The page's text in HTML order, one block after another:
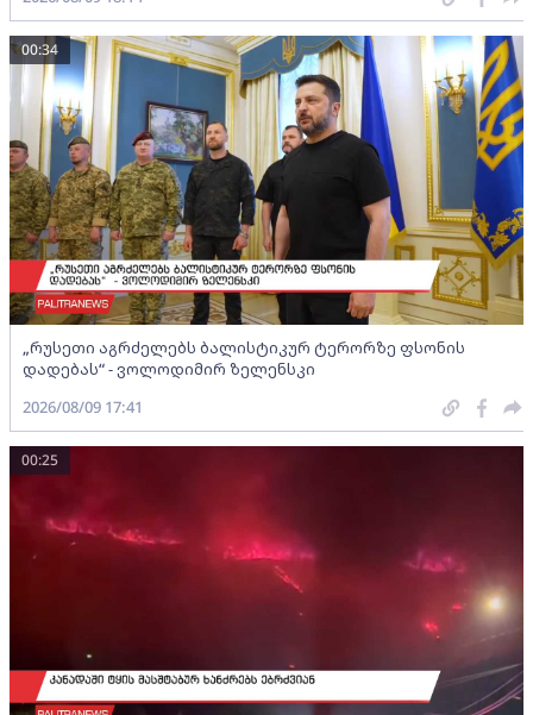
„რუსეთი აგრძელებს ბალისტიკურ ტერორზე ფსონის
დადებას“ - ვოლოდიმირ ზელენსკი
00:34
2026/08/09 17:41
00:25